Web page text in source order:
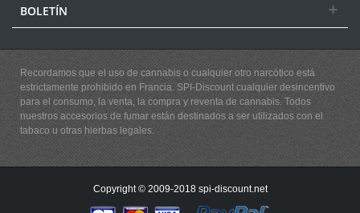
BOLETÍN
Recordamos que el uso de cannabis o cualquier otro narcótico está
estrictamente prohibido en Francia. SPI-Discount cualquier desincentivo
para el consumo, la venta, la compra y reventa de cannabis. Todos
nuestros accesorios de fumar están destinados a ser utilizados con el
tabaco u otras hierbas legales.
Copyright © 2009-2018 spi-discount.net